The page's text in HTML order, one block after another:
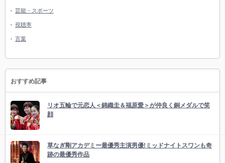
芸能・スポーツ
視聴率
言葉
おすすめ記事
リオ五輪で元恋人＜錦織圭＆福原愛＞が仲良く銅メダルで笑
顔
草なぎ剛アカデミー最優秀主演男優!ミッドナイトスワンも奇
跡の最優秀作品